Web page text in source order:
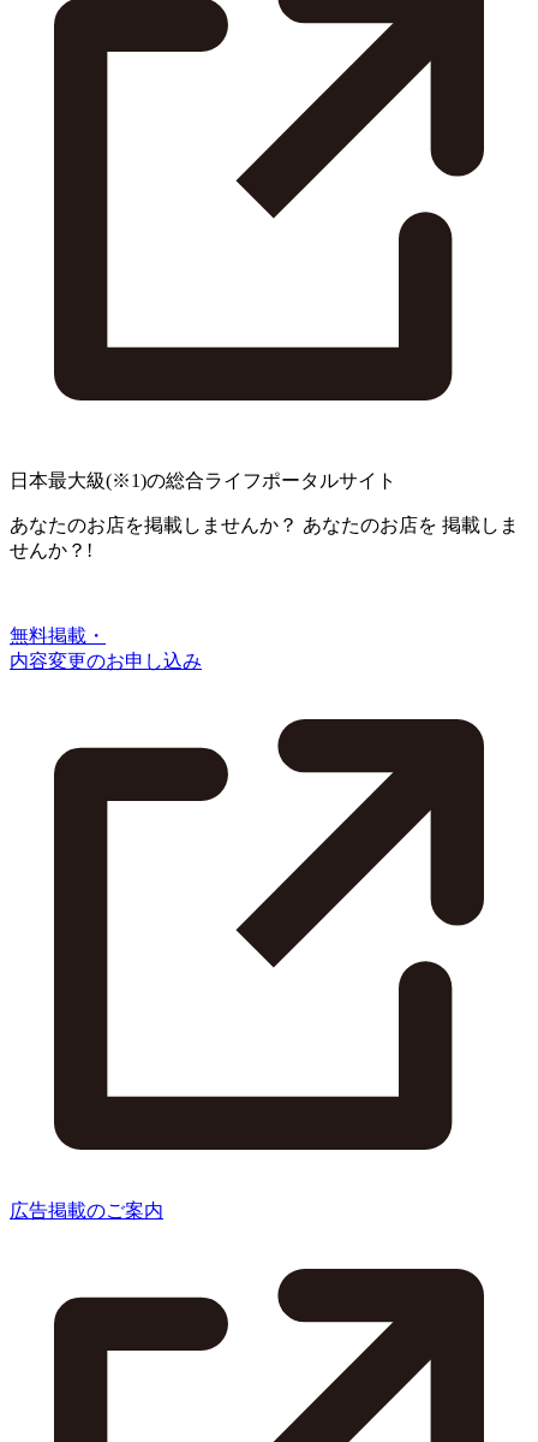
日本最大級(※1)の総合ライフポータルサイト
あなたのお店を掲載しませんか？ あなたのお店を 掲載しま
せんか？!
無料掲載・
内容変更のお申し込み
広告掲載のご案内